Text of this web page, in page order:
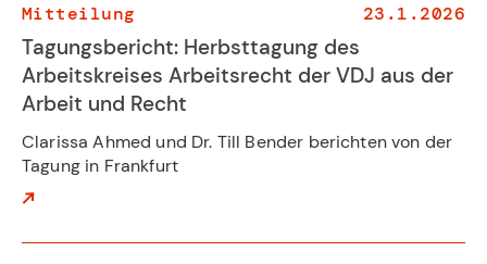
Mitteilung 23.1.2026
Tagungsbericht: Herbsttagung des
Arbeitskreises Arbeitsrecht der VDJ aus der
Arbeit und Recht
Clarissa Ahmed und Dr. Till Bender berichten von der
Tagung in Frankfurt